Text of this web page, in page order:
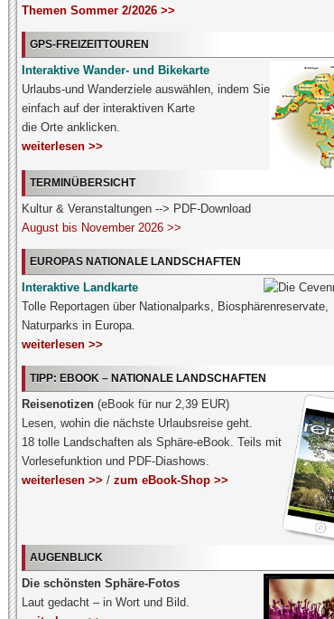
Themen Sommer 2/2026 >>
GPS-FREIZEITTOUREN
Interaktive Wander- und Bikekarte
Urlaubs-und Wanderziele auswählen, indem Sie
einfach auf der interaktiven Karte
die Orte anklicken.
weiterlesen >>
TERMINÜBERSICHT
Kultur & Veranstaltungen --> PDF-Download
August bis November 2026 >>
EUROPAS NATIONALE LANDSCHAFTEN
Interaktive Landkarte
Tolle Reportagen über Nationalparks, Biosphärenreservate,
Naturparks in Europa.
weiterlesen >>
TIPP: EBOOK – NATIONALE LANDSCHAFTEN
Reisenotizen (eBook für nur 2,39 EUR)
Lesen, wohin die nächste Urlaubsreise geht.
18 tolle Landschaften als Sphäre-eBook. Teils mit
Vorlesefunktion und PDF-Diashows.
weiterlesen >> / zum eBook-Shop >>
AUGENBLICK
Die schönsten Sphäre-Fotos
Laut gedacht – in Wort und Bild.